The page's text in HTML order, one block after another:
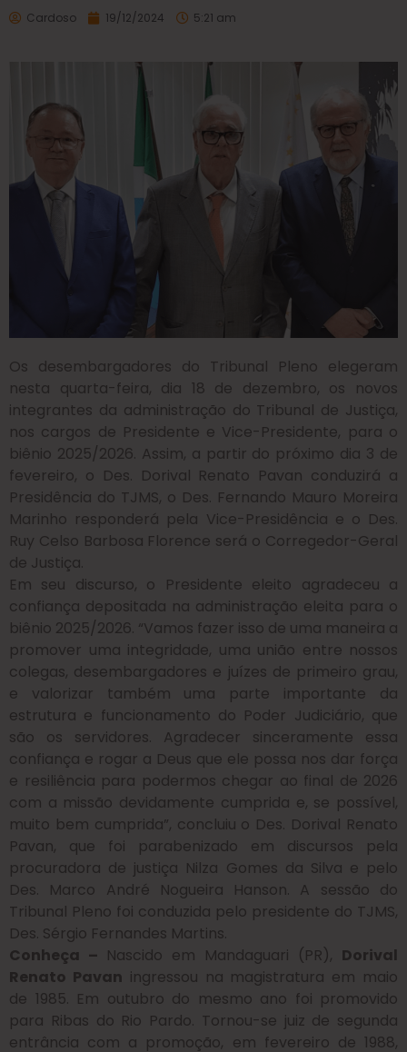
Cardoso 19/12/2024 5:21 am
Os desembargadores do Tribunal Pleno elegeram
nesta quarta-feira, dia 18 de dezembro, os novos
integrantes da administração do Tribunal de Justiça,
nos cargos de Presidente e Vice-Presidente, para o
biênio 2025/2026. Assim, a partir do próximo dia 3 de
fevereiro, o Des. Dorival Renato Pavan conduzirá a
Presidência do TJMS, o Des. Fernando Mauro Moreira
Marinho responderá pela Vice-Presidência e o Des.
Ruy Celso Barbosa Florence será o Corregedor-Geral
de Justiça.
Em seu discurso, o Presidente eleito agradeceu a
confiança depositada na administração eleita para o
biênio 2025/2026. “Vamos fazer isso de uma maneira a
promover uma integridade, uma união entre nossos
colegas, desembargadores e juízes de primeiro grau,
e valorizar também uma parte importante da
estrutura e funcionamento do Poder Judiciário, que
são os servidores. Agradecer sinceramente essa
confiança e rogar a Deus que ele possa nos dar força
e resiliência para podermos chegar ao final de 2026
com a missão devidamente cumprida e, se possível,
muito bem cumprida”, concluiu o Des. Dorival Renato
Pavan, que foi parabenizado em discursos pela
procuradora de justiça Nilza Gomes da Silva e pelo
Des. Marco André Nogueira Hanson. A sessão do
Tribunal Pleno foi conduzida pelo presidente do TJMS,
Des. Sérgio Fernandes Martins.
Conheça – Nascido em Mandaguari (PR), Dorival
Renato Pavan ingressou na magistratura em maio
de 1985. Em outubro do mesmo ano foi promovido
para Ribas do Rio Pardo. Tornou-se juiz de segunda
entrância com a promoção, em fevereiro de 1988,